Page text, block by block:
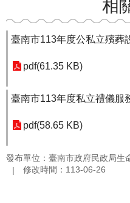
相
臺南市113年度公私立殯葬
pdf(61.35 KB)
臺南市113年度私立禮儀服
pdf(58.65 KB)
發布單位：臺南市政府民政局生
修改時間：113-06-26